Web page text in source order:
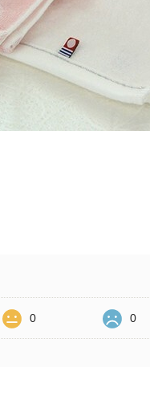
0 0